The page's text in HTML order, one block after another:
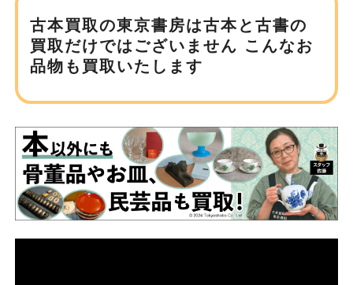
古本買取の東京書房は古本と古書の
買取だけではございません こんなお
品物も買取いたします